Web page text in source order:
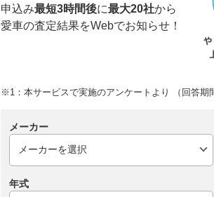
申込み最短3時間後に最大20社から
愛車の査定結果をWebでお知らせ！
※1：本サービスで実施のアンケートより （回答期
メーカー
年式